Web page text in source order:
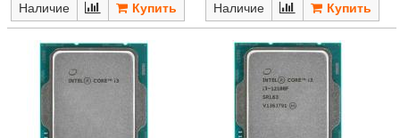
Наличие Наличие